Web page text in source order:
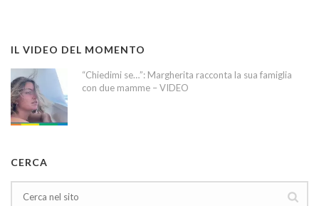
IL VIDEO DEL MOMENTO
“Chiedimi se…”: Margherita racconta la sua famiglia
con due mamme – VIDEO
CERCA